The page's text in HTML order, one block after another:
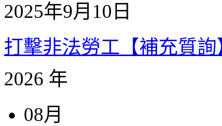
2025年9月10日
打擊非法勞工【補充質
2026 年
08月